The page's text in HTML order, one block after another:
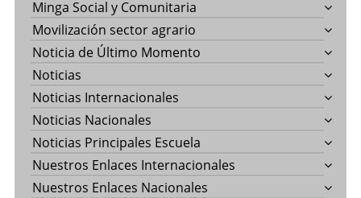
Minga Social y Comunitaria
Movilización sector agrario
Noticia de Último Momento
Noticias
Noticias Internacionales
Noticias Nacionales
Noticias Principales Escuela
Nuestros Enlaces Internacionales
Nuestros Enlaces Nacionales